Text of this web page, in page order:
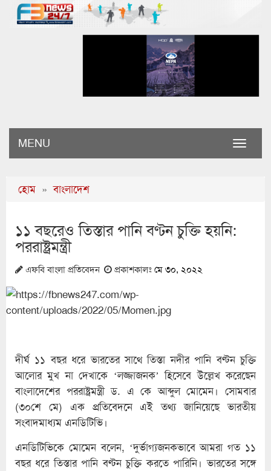
Toggle
MENU
হোম » বাংলাদেশ
১১ বছরেও তিস্তার পানি বণ্টন চুক্তি হয়নি:
পররাষ্ট্রমন্ত্রী
এফবি বাংলা প্রতিবেদন প্রকাশকালঃ মে ৩০, ২০২২
দীর্ঘ ১১ বছর ধরে ভারতের সাথে তিস্তা নদীর পানি বণ্টন চুক্তি
আলোর মুখ না দেখাকে ‘লজ্জাজনক’ হিসেবে উল্লেখ করেছেন
বাংলাদেশের পররাষ্ট্রমন্ত্রী ড. এ কে আব্দুল মোমেন। সোমবার
(৩০শে মে) এক প্রতিবেদনে এই তথ্য জানিয়েছে ভারতীয়
সংবাদমাধ্যম এনডিটিভি।
এনডিটিভিকে মোমেন বলেন, ‘দুর্ভাগ্যজনকভাবে আমরা গত ১১
বছর ধরে তিস্তার পানি বণ্টন চুক্তি করতে পারিনি। ভারতের সঙ্গে